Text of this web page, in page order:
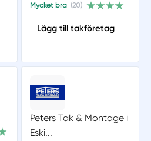
Mycket bra (20)
Lägg till takföretag
Peters Tak & Montage i
Eski...